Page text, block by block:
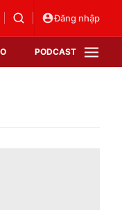
Đăng nhập
PODCAST
khoẻ